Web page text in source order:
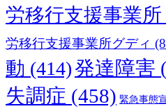
労移行支援事業
労移行支援事業所グディ
動 (414)発達障害
失調症 (458) 緊急事態